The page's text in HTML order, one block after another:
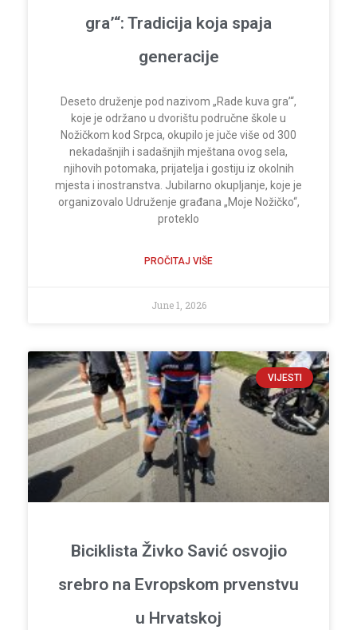
gra’“: Tradicija koja spaja
generacije
Deseto druženje pod nazivom „Rade kuva gra’“,
koje je održano u dvorištu područne škole u
Nožičkom kod Srpca, okupilo je juče više od 300
nekadašnjih i sadašnjih mještana ovog sela,
njihovih potomaka, prijatelja i gostiju iz okolnih
mjesta i inostranstva. Jubilarno okupljanje, koje je
organizovalo Udruženje građana „Moje Nožičko“,
proteklo
PROČITAJ VIŠE
June 1, 2026
VIJESTI
Biciklista Živko Savić osvojio
srebro na Evropskom prvenstvu
u Hrvatskoj